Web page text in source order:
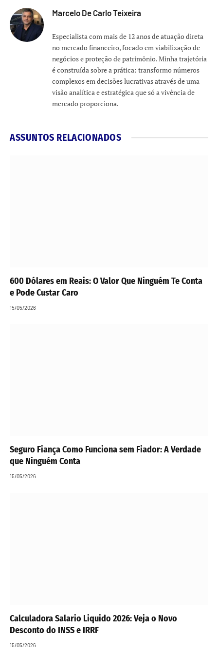
Marcelo De Carlo Teixeira
Especialista com mais de 12 anos de atuação direta
no mercado financeiro, focado em viabilização de
negócios e proteção de patrimônio. Minha trajetória
é construída sobre a prática: transformo números
complexos em decisões lucrativas através de uma
visão analítica e estratégica que só a vivência de
mercado proporciona.
ASSUNTOS RELACIONADOS
600 Dólares em Reais: O Valor Que Ninguém Te Conta
e Pode Custar Caro
15/05/2026
Seguro Fiança Como Funciona sem Fiador: A Verdade
que Ninguém Conta
15/05/2026
Calculadora Salario Liquido 2026: Veja o Novo
Desconto do INSS e IRRF
15/05/2026